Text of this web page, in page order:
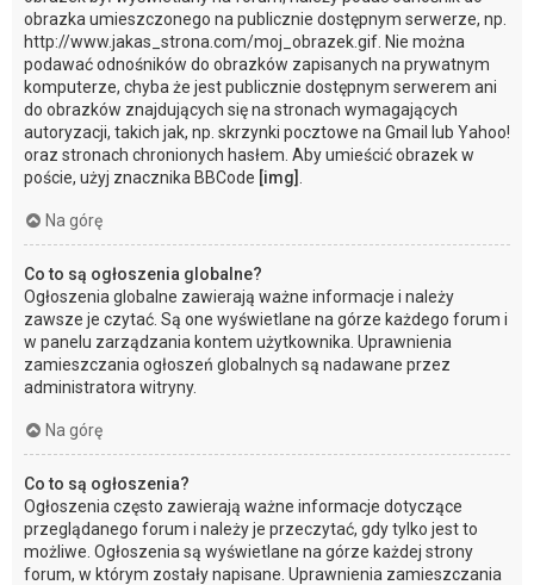
obrazka umieszczonego na publicznie dostępnym serwerze, np.
http://www.jakas_strona.com/moj_obrazek.gif. Nie można
podawać odnośników do obrazków zapisanych na prywatnym
komputerze, chyba że jest publicznie dostępnym serwerem ani
do obrazków znajdujących się na stronach wymagających
autoryzacji, takich jak, np. skrzynki pocztowe na Gmail lub Yahoo!
oraz stronach chronionych hasłem. Aby umieścić obrazek w
poście, użyj znacznika BBCode [img]
Na górę
Co to są ogłoszenia globalne?
Ogłoszenia globalne zawierają ważne informacje i należy
zawsze je czytać. Są one wyświetlane na górze każdego forum i
w panelu zarządzania kontem użytkownika. Uprawnienia
zamieszczania ogłoszeń globalnych są nadawane przez
administratora witryny.
Na górę
Co to są ogłoszenia?
Ogłoszenia często zawierają ważne informacje dotyczące
przeglądanego forum i należy je przeczytać, gdy tylko jest to
możliwe. Ogłoszenia są wyświetlane na górze każdej strony
forum, w którym zostały napisane. Uprawnienia zamieszczania